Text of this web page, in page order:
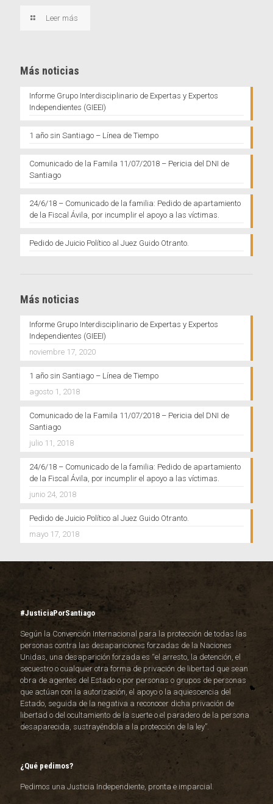
Leer más
Más noticias
Informe Grupo Interdisciplinario de Expertas y Expertos
Independientes (GIEEI)
1 año sin Santiago – Línea de Tiempo
Comunicado de la Famila 11/07/2018 – Pericia del DNI de
Santiago
24/6/18 – Comunicado de la familia: Pedido de apartamiento
de la Fiscal Ávila, por incumplir el apoyo a las víctimas.
Pedido de Juicio Político al Juez Guido Otranto.
Más noticias
Informe Grupo Interdisciplinario de Expertas y Expertos
Independientes (GIEEI)
noviembre 17, 2020
1 año sin Santiago – Línea de Tiempo
agosto 1, 2018
Comunicado de la Famila 11/07/2018 – Pericia del DNI de
Santiago
julio 11, 2018
24/6/18 – Comunicado de la familia: Pedido de apartamiento
de la Fiscal Ávila, por incumplir el apoyo a las víctimas.
junio 24, 2018
Pedido de Juicio Político al Juez Guido Otranto.
mayo 17, 2018
#JusticiaPorSantiago
Según la Convención Internacional para la protección de todas las
personas contra las desapariciones forzadas de la Naciones
Unidas, una desaparición forzada es “el arresto, la detención, el
secuestro o cualquier otra forma de privación de libertad que sean
obra de agentes del Estado o por personas o grupos de personas
que actúan con la autorización, el apoyo o la aquiescencia del
Estado, seguida de la negativa a reconocer dicha privación de
libertad o del ocultamiento de la suerte o el paradero de la persona
desaparecida, sustrayéndola a la protección de la ley”.
¿Qué pedimos?
Pedimos una Justicia Independiente, pronta e imparcial.